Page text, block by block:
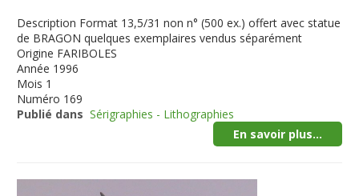
Description Format 13,5/31 non n° (500 ex.) offert avec statue
de BRAGON quelques exemplaires vendus séparément
Origine FARIBOLES
Année 1996
Mois 1
Numéro 169
Publié dans Sérigraphies - Lithographies
En savoir plus...